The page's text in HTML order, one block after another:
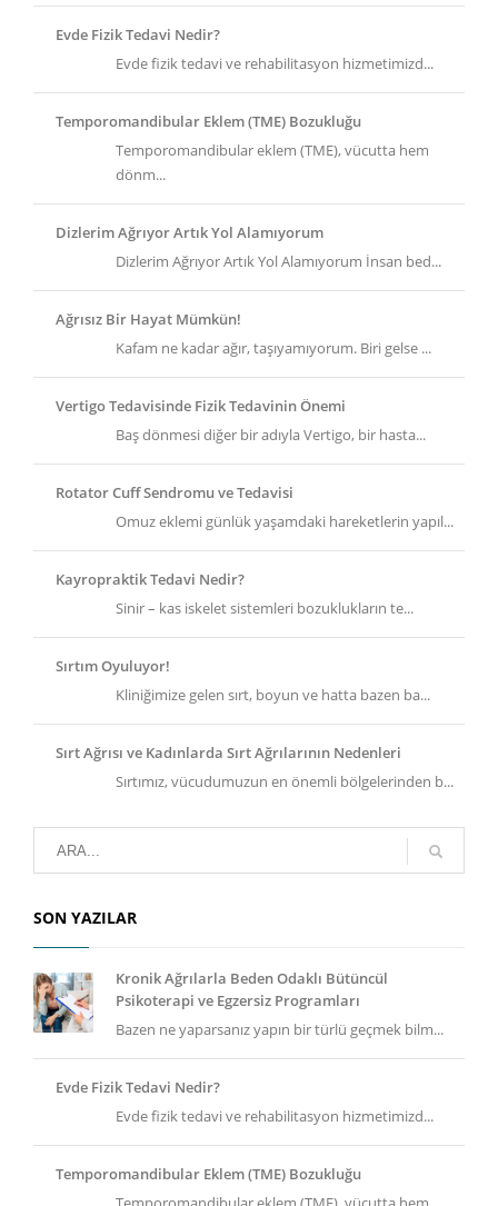
Evde Fizik Tedavi Nedir?
Evde fizik tedavi ve rehabilitasyon hizmetimizd...
Temporomandibular Eklem (TME) Bozukluğu
Temporomandibular eklem (TME), vücutta hem
dönm...
Dizlerim Ağrıyor Artık Yol Alamıyorum
Dizlerim Ağrıyor Artık Yol Alamıyorum İnsan bed...
Ağrısız Bir Hayat Mümkün!
Kafam ne kadar ağır, taşıyamıyorum. Biri gelse ...
Vertigo Tedavisinde Fizik Tedavinin Önemi
Baş dönmesi diğer bir adıyla Vertigo, bir hasta...
Rotator Cuff Sendromu ve Tedavisi
Omuz eklemi günlük yaşamdaki hareketlerin yapıl...
Kayropraktik Tedavi Nedir?
Sinir – kas iskelet sistemleri bozuklukların te...
Sırtım Oyuluyor!
Kliniğimize gelen sırt, boyun ve hatta bazen ba...
Sırt Ağrısı ve Kadınlarda Sırt Ağrılarının Nedenleri
Sırtımız, vücudumuzun en önemli bölgelerinden b...
SON YAZILAR
Kronik Ağrılarla Beden Odaklı Bütüncül
Psikoterapi ve Egzersiz Programları
Bazen ne yaparsanız yapın bir türlü geçmek bilm...
Evde Fizik Tedavi Nedir?
Evde fizik tedavi ve rehabilitasyon hizmetimizd...
Temporomandibular Eklem (TME) Bozukluğu